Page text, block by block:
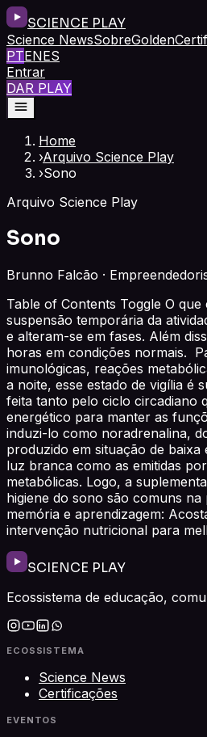
SCIENCE PLAY
Science NewsSobreGolden
PTENES
Entrar
DAR PLAY
Home
›Arquivo Science Play
›Sono
Arquivo Science Play
Sono
Brunno Falcão ·
Table of Contents Toggle O
suspensão temporária da
e alteram-se em fases. Além
horas em condições normais.
imunológicas, reações
a noite, esse estado de vigília é
feita tanto pelo ciclo circadiano
energético para manter as
induzi-lo como noradrenalina,
produzido em situação de
luz branca como as emitidas
metabólicas. Logo, a
higiene do sono são comuns
memória e aprendizagem:
intervenção nutricional para
SCIENCE PLAY
Ecossistema de educação,
ECOSSISTEMA
Science News
Certificações
EVENTOS